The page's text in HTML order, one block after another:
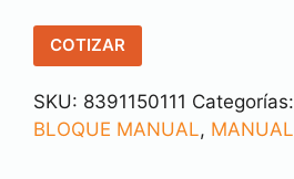
COTIZAR
SKU: 8391150111 Categorías:
BLOQUE MANUAL, MANUAL